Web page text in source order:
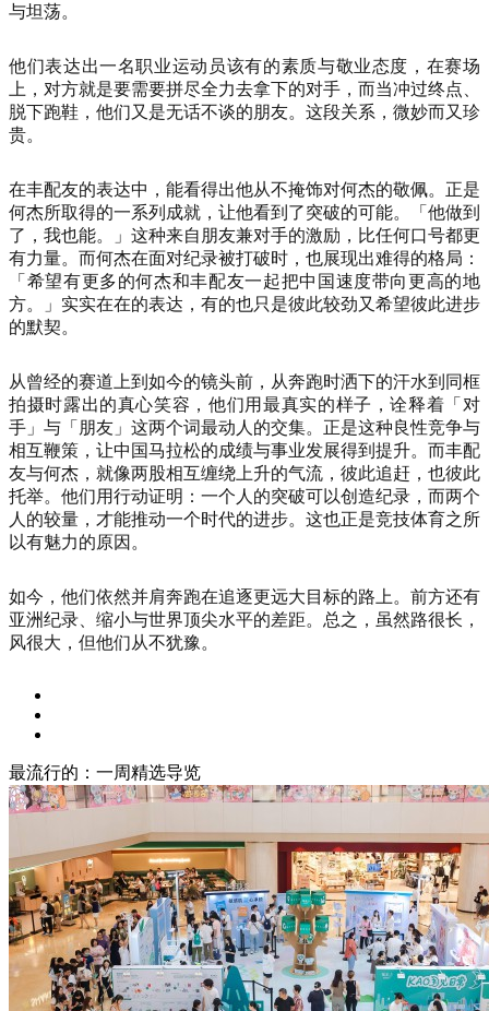
与坦荡。
他们表达出一名职业运动员该有的素质与敬业态度，在赛场
上，对方就是要需要拼尽全力去拿下的对手，而当冲过终点、
脱下跑鞋，他们又是无话不谈的朋友。这段关系，微妙而又珍
贵。
在丰配友的表达中，能看得出他从不掩饰对何杰的敬佩。正是
何杰所取得的一系列成就，让他看到了突破的可能。「他做到
了，我也能。」这种来自朋友兼对手的激励，比任何口号都更
有力量。而何杰在面对纪录被打破时，也展现出难得的格局：
「希望有更多的何杰和丰配友一起把中国速度带向更高的地
方。」实实在在的表达，有的也只是彼此较劲又希望彼此进步
的默契。
从曾经的赛道上到如今的镜头前，从奔跑时洒下的汗水到同框
拍摄时露出的真心笑容，他们用最真实的样子，诠释着「对
手」与「朋友」这两个词最动人的交集。正是这种良性竞争与
相互鞭策，让中国马拉松的成绩与事业发展得到提升。而丰配
友与何杰，就像两股相互缠绕上升的气流，彼此追赶，也彼此
托举。他们用行动证明：一个人的突破可以创造纪录，而两个
人的较量，才能推动一个时代的进步。这也正是竞技体育之所
以有魅力的原因。
如今，他们依然并肩奔跑在追逐更远大目标的路上。前方还有
亚洲纪录、缩小与世界顶尖水平的差距。总之，虽然路很长，
风很大，但他们从不犹豫。
最流行的：一周精选导览